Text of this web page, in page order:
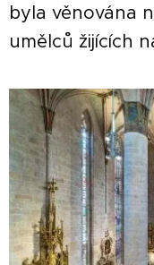
byla věnována
umělců žijících